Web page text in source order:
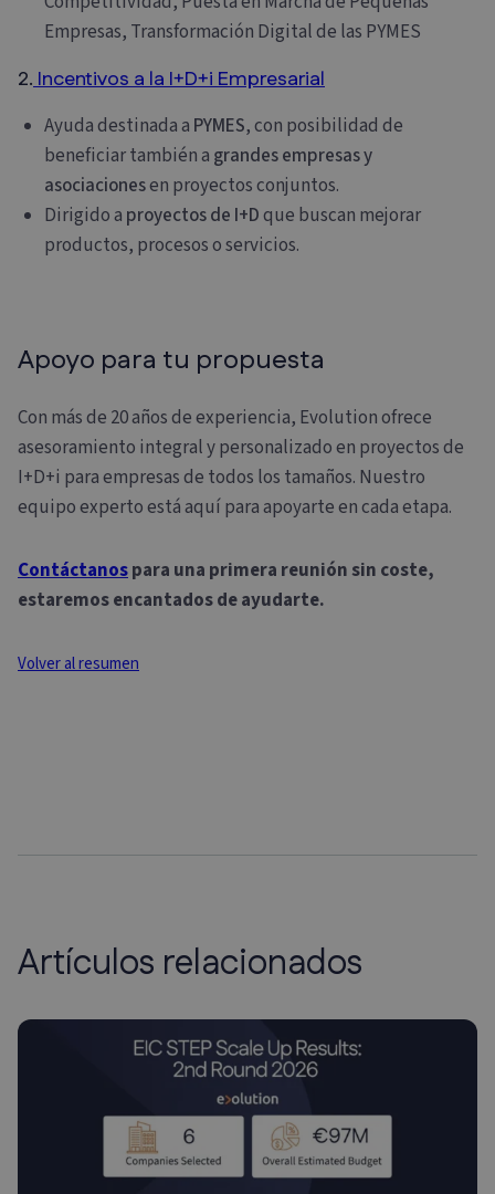
Empresas, Transformación Digital de las PYMES
2.Incentivos a la I+D+i Empresarial
Ayuda destinada a PYMES, con posibilidad de
beneficiar también a grandes empresas y
asociacionesen proyectos conjuntos.
Dirigido a proyectos de I+Dque buscan mejorar
productos, procesos o servicios.
Apoyo para tu propuesta
Con más de 20 años de experiencia, Evolution ofrece
asesoramiento integral y personalizado en proyectos de
I+D+i para empresas de todos los tamaños. Nuestro
equipo experto está aquí para apoyarte en cada etapa.
Contáctanospara una primera reunión sin coste,
estaremos encantados de ayudarte.
Volver al resumen
Artículos relacionados